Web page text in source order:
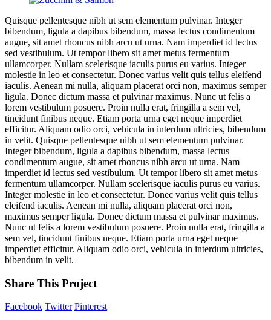
Quisque pellentesque nibh ut sem elementum pulvinar. Integer
bibendum, ligula a dapibus bibendum, massa lectus condimentum
augue, sit amet rhoncus nibh arcu ut urna. Nam imperdiet id lectus
sed vestibulum. Ut tempor libero sit amet metus fermentum
ullamcorper. Nullam scelerisque iaculis purus eu varius. Integer
molestie in leo et consectetur. Donec varius velit quis tellus eleifend
iaculis. Aenean mi nulla, aliquam placerat orci non, maximus semper
ligula. Donec dictum massa et pulvinar maximus. Nunc ut felis a
lorem vestibulum posuere. Proin nulla erat, fringilla a sem vel,
tincidunt finibus neque. Etiam porta urna eget neque imperdiet
efficitur. Aliquam odio orci, vehicula in interdum ultricies, bibendum
in velit. Quisque pellentesque nibh ut sem elementum pulvinar.
Integer bibendum, ligula a dapibus bibendum, massa lectus
condimentum augue, sit amet rhoncus nibh arcu ut urna. Nam
imperdiet id lectus sed vestibulum. Ut tempor libero sit amet metus
fermentum ullamcorper. Nullam scelerisque iaculis purus eu varius.
Integer molestie in leo et consectetur. Donec varius velit quis tellus
eleifend iaculis. Aenean mi nulla, aliquam placerat orci non,
maximus semper ligula. Donec dictum massa et pulvinar maximus.
Nunc ut felis a lorem vestibulum posuere. Proin nulla erat, fringilla a
sem vel, tincidunt finibus neque. Etiam porta urna eget neque
imperdiet efficitur. Aliquam odio orci, vehicula in interdum ultricies,
bibendum in velit.
Share This Project
Facebook Twitter Pinterest